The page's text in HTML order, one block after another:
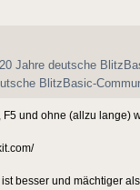
20 Jahre deutsche
BlitzBasic-
und ohne (allzu lange)
besser und mächtiger